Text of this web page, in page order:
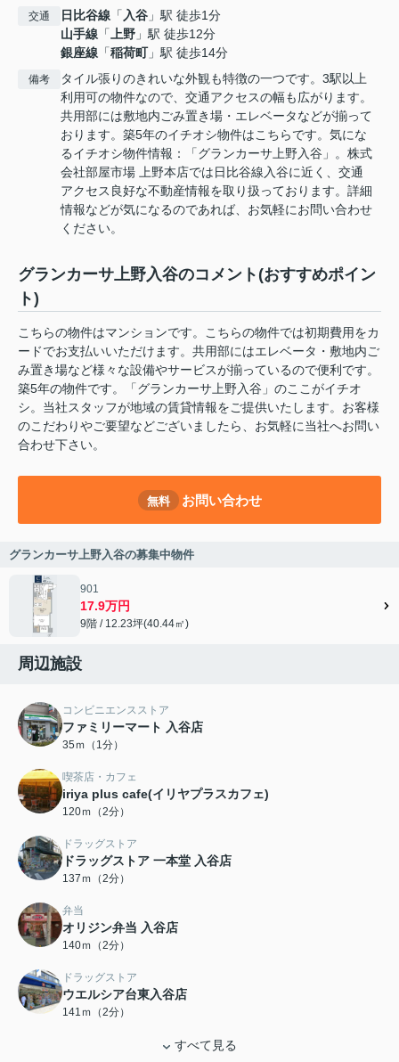
交通 日比谷線 「入谷 」駅 徒歩1分
山手線 「上野 」駅 徒歩12分
銀座線 「稲荷町」駅 徒歩14分
備考
タイル張りのきれいな外観も特徴の一つです。3駅以上
利用可の物件なので、交通アクセスの幅も広がります。
共用部には敷地内ごみ置き場・エレベータなどが揃って
おります。築5年のイチオシ物件はこちらです。気にな
るイチオシ物件情報：「グランカーサ上野入谷」。株式
会社部屋市場 上野本店では日比谷線入谷に近く、交通
アクセス良好な不動産情報を取り扱っております。詳細
情報などが気になるのであれば、お気軽にお問い合わせ
ください。
グランカーサ上野入谷のコメント(おすすめポイン
ト)
こちらの物件はマンションです。こちらの物件では初期費用をカ
ードでお支払いいただけます。共用部にはエレベータ・敷地内ご
み置き場など様々な設備やサービスが揃っているので便利です。
築5年の物件です。「グランカーサ上野入谷」のここがイチオ
シ。当社スタッフが地域の賃貸情報をご提供いたします。お客様
のこだわりやご要望などございましたら、お気軽に当社へお問い
合わせ下さい。
無料 お問い合わせ
グランカーサ上野入谷の募集中物件
901
17.9万円
9階 / 12.23坪(40.44㎡)
周辺施設
コンビニエンスストア
ファミリーマート 入谷店
35ｍ（1分）
喫茶店・カフェ
iriya plus cafe(イリヤプラスカフェ)
120ｍ（2分）
ドラッグストア
ドラッグストア 一本堂 入谷店
137ｍ（2分）
弁当
オリジン弁当 入谷店
140ｍ（2分）
ドラッグストア
ウエルシア台東入谷店
141ｍ（2分）
すべて見る